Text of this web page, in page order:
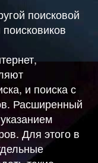
поисковой
и поиска с
Расширенный
Для этого в